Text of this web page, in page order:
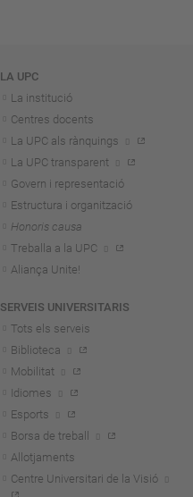
LA UPC
La institució
Centres docents
La UPC als rànquings
La UPC transparent
Govern i representació
Estructura i organització
Honoris causa
Treballa a la UPC
Aliança Unite!
SERVEIS UNIVERSITARIS
Tots els serveis
Biblioteca
Mobilitat
Idiomes
Esports
Borsa de treball
Allotjaments
Centre Universitari de la Visió